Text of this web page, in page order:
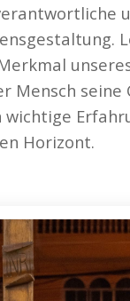
Mensch seine
Horizont.